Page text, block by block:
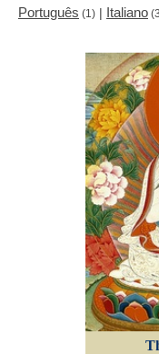
Português (1) | Italiano